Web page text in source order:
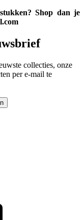
Shop dan je
collecties, onze
per e-mail te